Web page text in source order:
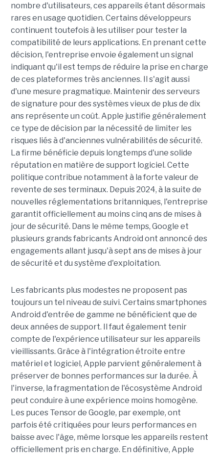
nombre d'utilisateurs, ces appareils étant désormais
rares en usage quotidien. Certains développeurs
continuent toutefois à les utiliser pour tester la
compatibilité de leurs applications. En prenant cette
décision, l'entreprise envoie également un signal
indiquant qu'il est temps de réduire la prise en charge
de ces plateformes très anciennes. Il s'agit aussi
d'une mesure pragmatique. Maintenir des serveurs
de signature pour des systèmes vieux de plus de dix
ans représente un coût. Apple justifie généralement
ce type de décision par la nécessité de limiter les
risques liés à d'anciennes vulnérabilités de sécurité.
La firme bénéficie depuis longtemps d'une solide
réputation en matière de support logiciel. Cette
politique contribue notamment à la forte valeur de
revente de ses terminaux. Depuis 2024, à la suite de
nouvelles réglementations britanniques, l'entreprise
garantit officiellement au moins cinq ans de mises à
jour de sécurité. Dans le même temps, Google et
plusieurs grands fabricants Android ont annoncé des
engagements allant jusqu'à sept ans de mises à jour
de sécurité et du système d'exploitation.
Les fabricants plus modestes ne proposent pas
toujours un tel niveau de suivi. Certains smartphones
Android d'entrée de gamme ne bénéficient que de
deux années de support. Il faut également tenir
compte de l'expérience utilisateur sur les appareils
vieillissants. Grâce à l'intégration étroite entre
matériel et logiciel, Apple parvient généralement à
préserver de bonnes performances sur la durée. À
l'inverse, la fragmentation de l'écosystème Android
peut conduire à une expérience moins homogène.
Les puces Tensor de Google, par exemple, ont
parfois été critiquées pour leurs performances en
baisse avec l'âge, même lorsque les appareils restent
officiellement pris en charge. En définitive, Apple